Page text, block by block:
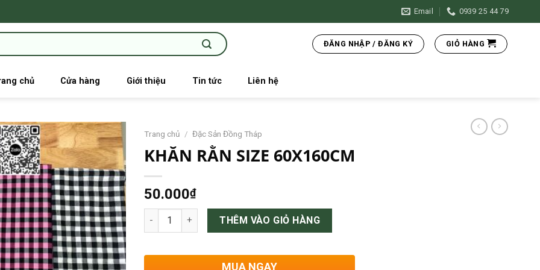
Email 0939 25 44 79
ĐĂNG NHẬP / ĐĂNG KÝ GIỎ HÀNG
chủ Cửa hàng Giới thiệu Tin tức Liên hệ
Trang chủ / Đặc Sản Đồng Tháp
KHĂN RẰN SIZE 60X160CM
50.000₫
KHĂN RẰN SIZE 60X160CM số lượng
THÊM VÀO GIỎ HÀNG
MUA NGAY